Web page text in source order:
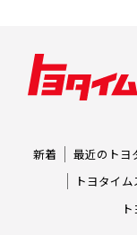
新着 最近のトヨ
トヨタイ